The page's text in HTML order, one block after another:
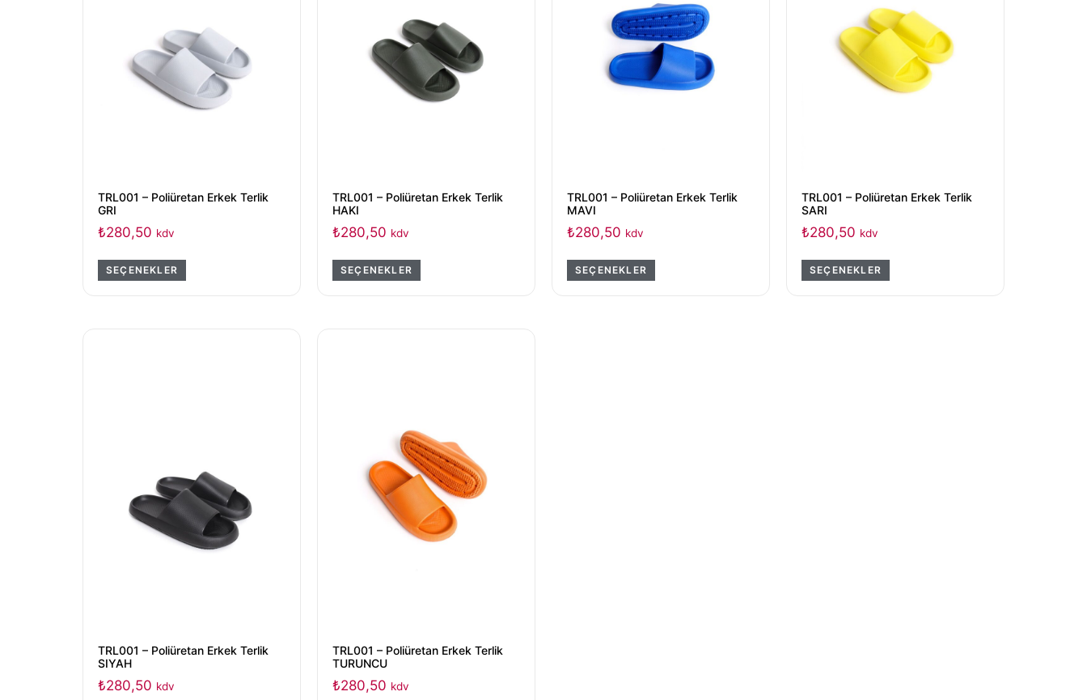
TRL001 – Poliüretan Erkek Terlik
GRI
₺280,50 kdv
SEÇENEKLER
TRL001 – Poliüretan Erkek Terlik
HAKI
₺280,50 kdv
SEÇENEKLER
TRL001 – Poliüretan Erkek Terlik
MAVI
₺280,50 kdv
SEÇENEKLER
TRL001 – Poliüretan Erkek Terlik
SARI
₺280,50 kdv
SEÇENEKLER
TRL001 – Poliüretan Erkek Terlik
SIYAH
₺280,50 kdv
TRL001 – Poliüretan Erkek Terlik
TURUNCU
₺280,50 kdv